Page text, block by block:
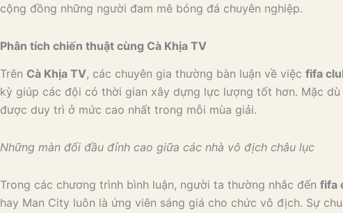
cộng đồng những người đam mê bóng đá chuyên nghiệp.
Phân tích chiến thuật cùng Cà Khịa TV
Trên Cà Khịa TV, các chuyên gia thường bàn luận về việc fifa
kỳ giúp các đội có thời gian xây dựng lực lượng tốt hơn. Mặc
được duy trì ở mức cao nhất trong mỗi mùa giải.
Những màn đối đầu đỉnh cao giữa các nhà vô địch châu lục
Trong các chương trình bình luận, người ta thường nhắc đến fifa
hay Man City luôn là ứng viên sáng giá cho chức vô địch. Sự